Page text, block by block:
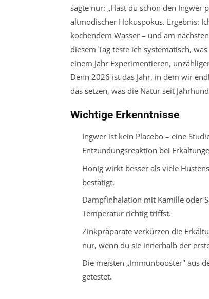
sagte nur: „Hast du schon den Ingwer
altmodischer Hokuspokus. Ergebnis:
kochendem Wasser – und am
diesem Tag teste ich systematisch,
einem Jahr Experimentieren,
Denn 2026 ist das Jahr, in dem wir
das setzen, was die Natur seit
Wichtige Erkenntnisse
Ingwer ist kein Placebo – eine
Entzündungsreaktion bei
Honig wirkt besser als viele
bestätigt.
Dampfinhalation mit Kamille oder
Temperatur richtig triffst.
Zinkpräparate verkürzen die
nur, wenn du sie innerhalb der
Die meisten „Immunbooster" aus
getestet.